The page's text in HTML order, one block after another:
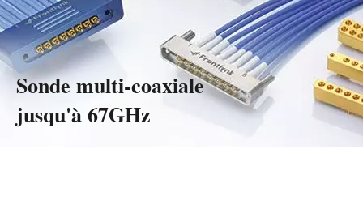
Sonde multi-coaxiale
jusqu'à 67GHz